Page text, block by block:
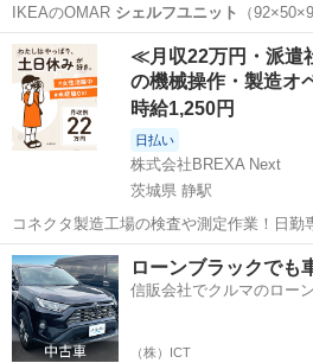
IKEAのOMAR シェルフユニット （
東京 世田谷区 千歳烏山駅 家具
≪月収22万円・派遣
の機械操作・製造オ
時給1,250円
日払い
株式会社BREXA Next
茨城県 静駅
コネクタ製造工場の検査や測定作業！日勤
日128日★クリーンルーム内作業★マイカ
★就業先食堂利用可！日払い制度あり！《茨城
工場のお仕事 ◇コネクタ製造工...
茨城 常陸大宮市 静駅 その他
ローンブラックでも
信販会社でクルマのロー
（株）ICT